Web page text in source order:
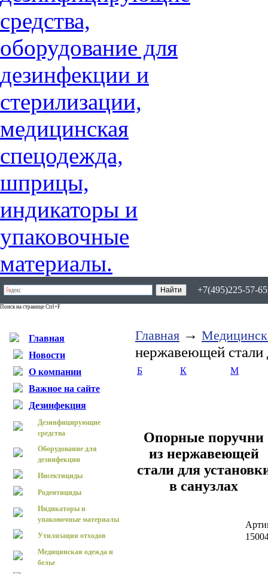
+7(495)225-57-
Поиск на странице Ctrl+F
Главная
Новости
О компании
Важное на сайте
Дезинфекция
Дезинфицирующие
средства
Оборудование для
дезинфекции
Инсектициды
Родентициды
Индикаторы и
упаковочные материалы
Утилизация отходов
Медицинская одежда и
белье
Главная →
нержавеющей стали
Б К М
Опорные поручни
из нержавеющей
стали для
в санузлах